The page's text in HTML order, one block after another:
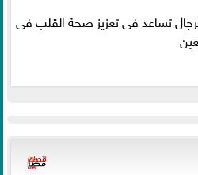
تساعد فى تعزيز صحة القلب فى